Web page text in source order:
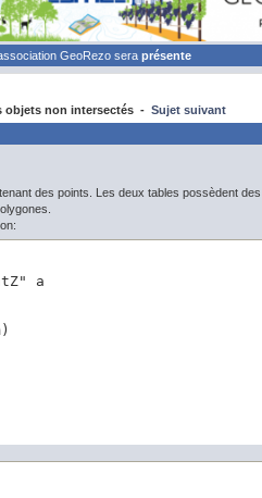
GeoRezo sera présente
objets non intersectés - Sujet suivant
des points. Les deux tables possèdent des
a